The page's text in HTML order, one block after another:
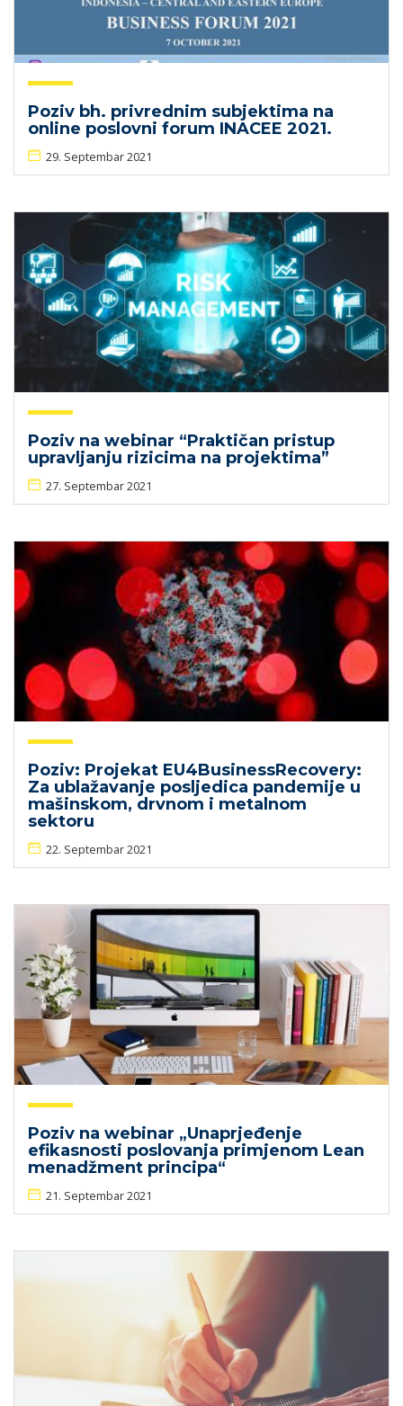
Poziv bh. privrednim subjektima na
online poslovni forum INACEE 2021.
29. Septembar 2021
Poziv na webinar “Praktičan pristup
upravljanju rizicima na projektima”
27. Septembar 2021
Poziv: Projekat EU4BusinessRecovery:
Za ublažavanje posljedica pandemije u
mašinskom, drvnom i metalnom
sektoru
22. Septembar 2021
Poziv na webinar „Unaprjeđenje
efikasnosti poslovanja primjenom Lean
menadžment principa“
21. Septembar 2021